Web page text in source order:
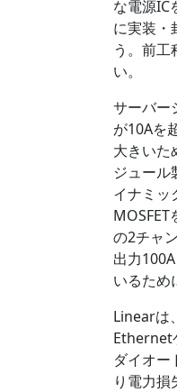
な電源IC
に実装・
う。前
い。
サーバー
が10Aを
大きいた
ジュール
イナミッ
の2チャ
出力
いるため
Linearは
Ethernet
ダイオー
り電力